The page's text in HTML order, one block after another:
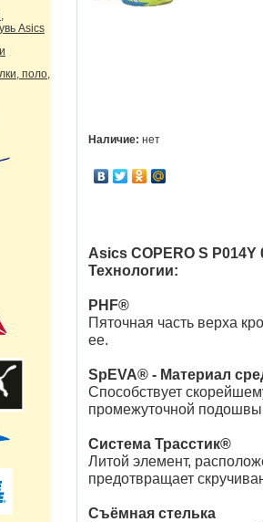
Наличие: нет
Asics COPERO S
Технологии:
PHF®
Пяточная часть верха
ее.
SpEVA® - Материал
Способствует
промежуточной
Система Трасстик®
Литой элемент,
предотвращает
Съёмная стелька
Asics
поло,